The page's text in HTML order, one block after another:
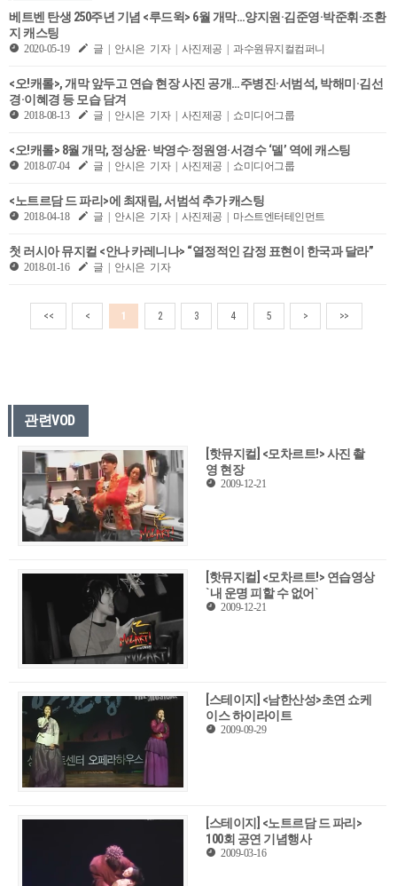
베트벤 탄생 250주년 기념 <루드윅> 6월 개막…양지원·김준영·박준휘·조환
지 캐스팅
2020-05-19 글 | 안시은 기자 | 사진제공 | 과수원뮤지컬컴퍼니
<오!캐롤>, 개막 앞두고 연습 현장 사진 공개…주병진·서범석, 박해미·김선
경·이혜경 등 모습 담겨
2018-08-13 글 | 안시은 기자 | 사진제공 | 쇼미디어그룹
<오!캐롤> 8월 개막, 정상윤· 박영수·정원영·서경수 ‘델’ 역에 캐스팅
2018-07-04 글 | 안시은 기자 | 사진제공 | 쇼미디어그룹
<노트르담 드 파리>에 최재림, 서범석 추가 캐스팅
2018-04-18 글 | 안시은 기자 | 사진제공 | 마스트엔터테인먼트
첫 러시아 뮤지컬 <안나 카레니나> “열정적인 감정 표현이 한국과 달라”
2018-01-16 글 | 안시은 기자
<< < 1 2 3 4 5 > >>
관련VOD
[핫뮤지컬] <모차르트!> 사진 촬
영 현장
2009-12-21
[핫뮤지컬] <모차르트!> 연습영상
`내 운명 피할 수 없어`
2009-12-21
[스테이지] <남한산성>초연 쇼케
이스 하이라이트
2009-09-29
[스테이지] <노트르담 드 파리>
100회 공연 기념행사
2009-03-16